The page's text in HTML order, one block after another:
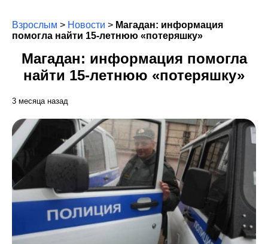
Взрослым > Новости > Магадан: информация
помогла найти 15-летнюю «потеряшку»
Магадан: информация помогла
найти 15-летнюю «потеряшку»
3 месяца назад